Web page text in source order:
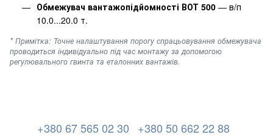
Обмежувач вантажопідйомності ВОТ 500 — в/п
10.0...20.0 т.
* Примітка: Точне налаштування порогу спрацьовування обмежувача
проводиться індивідуально під час монтажу за допомогою
регулювального гвинта та еталонних вантажів.
+380 67 565 02 30 +380 50 662 22 88